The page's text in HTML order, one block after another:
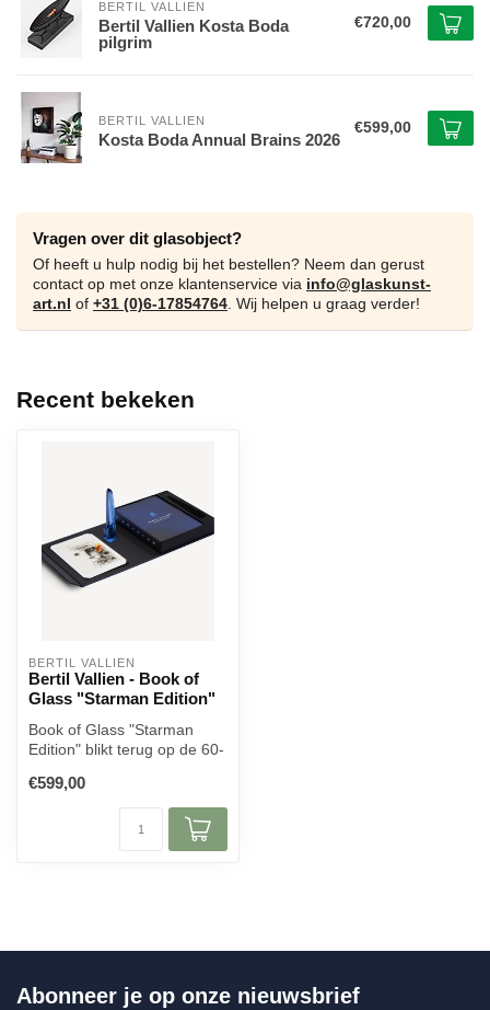
BERTIL VALLIEN
Bertil Vallien Kosta Boda
pilgrim
€720,00
BERTIL VALLIEN
Kosta Boda Annual Brains 2026
€599,00
Vragen over dit glasobject?
Of heeft u hulp nodig bij het bestellen? Neem dan gerust
contact op met onze klantenservice via info@glaskunst-
art.nl of +31 (0)6-17854764 . Wij helpen u graag verder!
Recent bekeken
BERTIL VALLIEN
Bertil Vallien - Book of
Glass "Starman Edition"
Book of Glass "Starman
Edition" blikt terug op de 60-
Kos...
€599,00
Abonneer je op onze nieuwsbrief